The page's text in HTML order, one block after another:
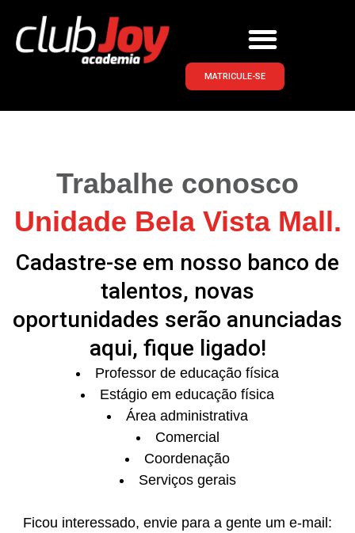
MATRICULE-SE
Trabalhe conosco
Unidade Bela Vista Mall.
Cadastre-se em nosso banco de
talentos, novas
oportunidades serão anunciadas
aqui, fique ligado!
Professor de educação física
Estágio em educação física
Área administrativa
Comercial
Coordenação
Serviços gerais
Ficou interessado, envie para a gente um e-mail: